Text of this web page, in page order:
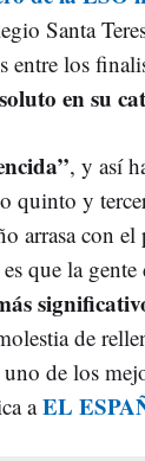
Santa
entre los
en su
, y así
quinto y
arrasa con
que la gente
de
de los
aEL